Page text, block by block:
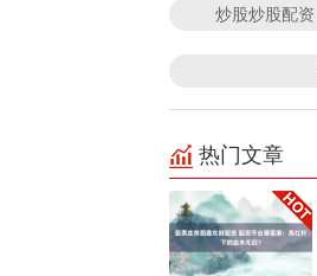
炒股炒股配资
热门文章